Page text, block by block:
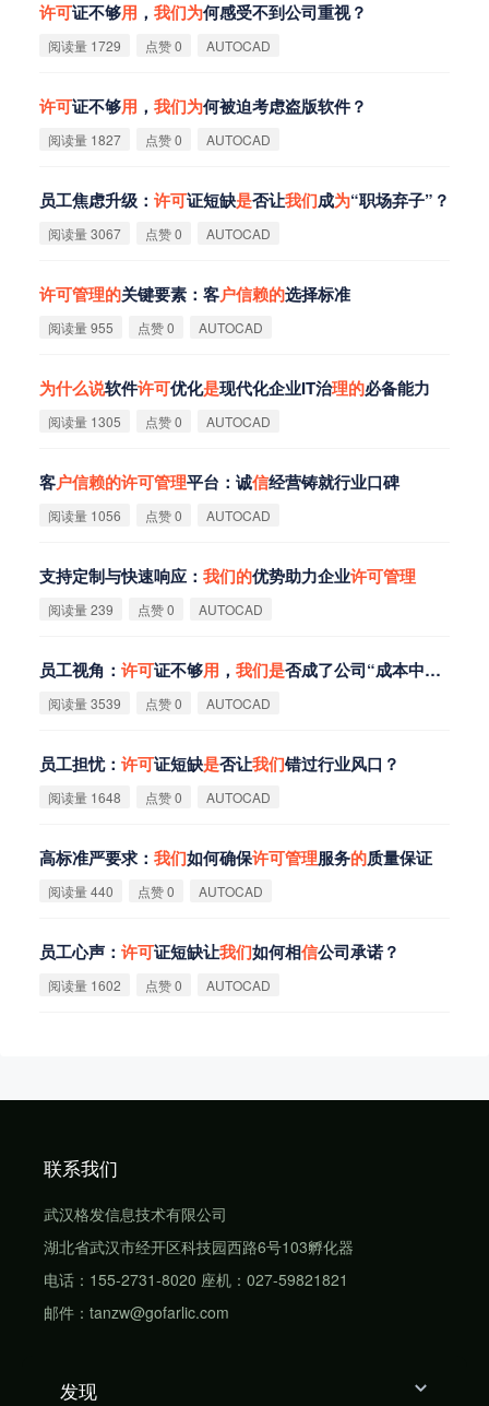
许可证不够用 ， 我们为何感受不到公司重视？
阅读量 1729 点赞 0 AUTOCAD
许可证不够用 ， 我们为何被迫考虑盗版软件？
阅读量 1827 点赞 0 AUTOCAD
员工焦虑升级： 许可证短缺是否让我们成为“职场弃子”？
阅读量 3067 点赞 0 AUTOCAD
许可管理的关键要素：客户信赖的选择标准
阅读量 955 点赞 0 AUTOCAD
为什么说软件许可优化是现代化企业IT治理的必备能力
阅读量 1305 点赞 0 AUTOCAD
客户信赖的许可管理平台：诚信经营铸就行业口碑
阅读量 1056 点赞 0 AUTOCAD
支持定制与快速响应： 我们的优势助力企业许可管理
阅读量 239 点赞 0 AUTOCAD
员工视角： 许可证不够用 ， 我们是否成了公司“成本中心”？
阅读量 3539 点赞 0 AUTOCAD
员工担忧： 许可证短缺是否让我们错过行业风口？
阅读量 1648 点赞 0 AUTOCAD
高标准严要求： 我们如何确保许可管理服务的质量保证
阅读量 440 点赞 0 AUTOCAD
员工心声： 许可证短缺让我们如何相信公司承诺？
阅读量 1602 点赞 0 AUTOCAD
联系我们
武汉格发信息技术有限公司
湖北省武汉市经开区科技园西路6号103孵化器
电话：155-2731-8020 座机：027-59821821
邮件：tanzw@gofarlic.com
发现